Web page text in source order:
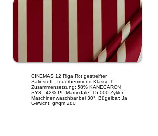
CINEMAS 12 Riga Rot gestreifter
Satinstoff - feuerhemmend Klasse 1
Zusammensetzung: 58% KANECARON
SYS - 42% PL Martindale: 15.000 Zyklen
Maschinenwaschbar bei 30°. Bügelbar: Ja
Gewicht: gr/qm 280